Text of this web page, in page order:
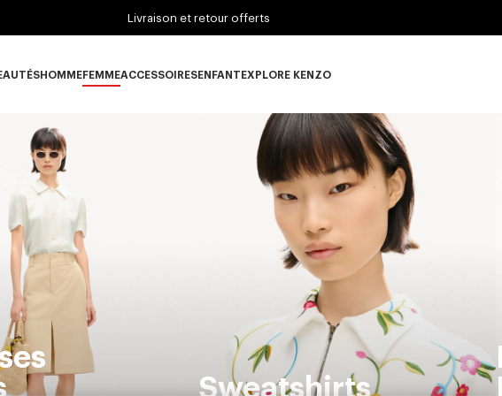
Livraison et retour offerts
HOMMEFEMMEACCESSOIRES
Sous-catégorie ACCESSOIRES
ENFANT
Sous-catégorie ENFANT
EXPLORE KENZO
Sous-catégorie EXPLORE KENZO
Sweatshirts